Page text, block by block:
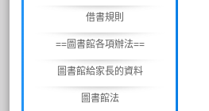
借書規則
==圖書館各項辦法==
圖書館給家長的資料
圖書館法